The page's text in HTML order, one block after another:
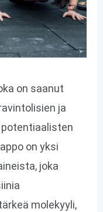
on saanut
ja
on yksi
joka
molekyyli,